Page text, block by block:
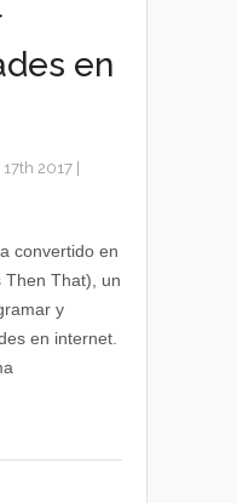
en
2017
desarrollará
convertido en
Then That), un
y
en internet.